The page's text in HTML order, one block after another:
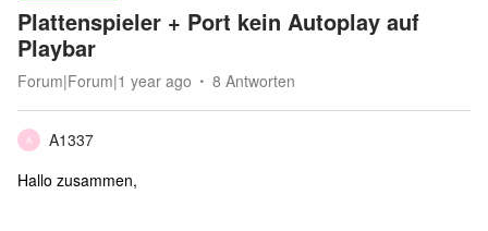
Plattenspieler + Port kein Autoplay auf
Playbar
Forum|Forum|1 year ago 8 Antworten
A
A1337
Hallo zusammen,